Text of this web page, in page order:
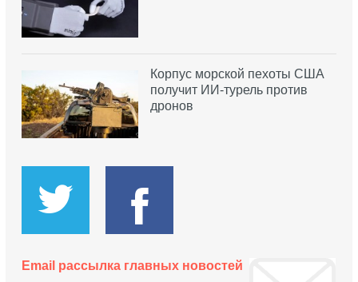
Корпус морской пехоты США
получит ИИ-турель против
дронов
Email рассылка главных новостей